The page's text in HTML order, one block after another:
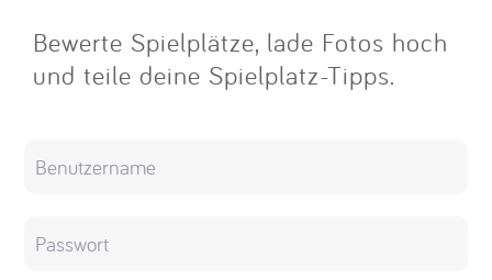
Eintragen
App
Bewerte Spielplätze, lade Fotos hoch
und teile deine Spielplatz-Tipps.